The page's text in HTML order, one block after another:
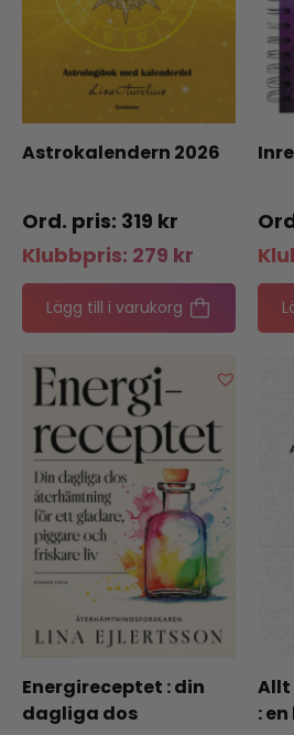
Astrokalendern 2026
319 kr
Klubbpris: 279 kr
Lägg till i varukorg
Energireceptet : din
dagliga dos
Allt
: